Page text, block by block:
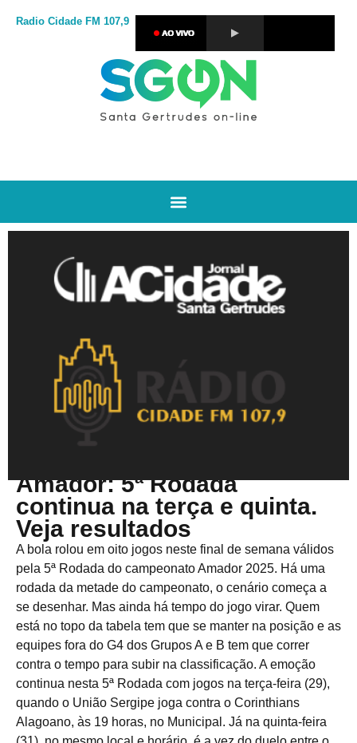
Radio Cidade FM 107,9
Amador: 5ª Rodada
continua na terça e quinta.
Veja resultados
A bola rolou em oito jogos neste final de semana válidos
pela 5ª Rodada do campeonato Amador 2025. Há uma
rodada da metade do campeonato, o cenário começa a
se desenhar. Mas ainda há tempo do jogo virar. Quem
está no topo da tabela tem que se manter na posição e as
equipes fora do G4 dos Grupos A e B tem que correr
contra o tempo para subir na classificação. A emoção
continua nesta 5ª Rodada com jogos na terça-feira (29),
quando o União Sergipe joga contra o Corinthians
Alagoano, às 19 horas, no Municipal. Já na quinta-feira